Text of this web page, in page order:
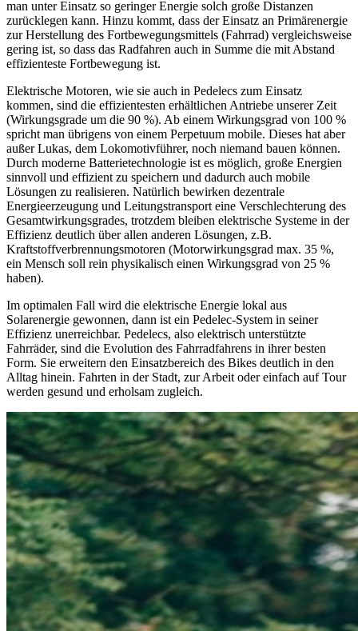
man unter Einsatz so geringer Energie solch große Distanzen
zurücklegen kann. Hinzu kommt, dass der Einsatz an Primärenergie
zur Herstellung des Fortbewegungsmittels (Fahrrad) vergleichsweise
gering ist, so dass das Radfahren auch in Summe die mit Abstand
effizienteste Fortbewegung ist.
Elektrische Motoren, wie sie auch in Pedelecs zum Einsatz
kommen, sind die effizientesten erhältlichen Antriebe unserer Zeit
(Wirkungsgrade um die 90 %). Ab einem Wirkungsgrad von 100 %
spricht man übrigens von einem Perpetuum mobile. Dieses hat aber
außer Lukas, dem Lokomotivführer, noch niemand bauen können.
Durch moderne Batterietechnologie ist es möglich, große Energien
sinnvoll und effizient zu speichern und dadurch auch mobile
Lösungen zu realisieren. Natürlich bewirken dezentrale
Energieerzeugung und Leitungstransport eine Verschlechterung des
Gesamtwirkungsgrades, trotzdem bleiben elektrische Systeme in der
Effizienz deutlich über allen anderen Lösungen, z.B.
Kraftstoffverbrennungsmotoren (Motorwirkungsgrad max. 35 %,
ein Mensch soll rein physikalisch einen Wirkungsgrad von 25 %
haben).
Im optimalen Fall wird die elektrische Energie lokal aus
Solarenergie gewonnen, dann ist ein Pedelec-System in seiner
Effizienz unerreichbar. Pedelecs, also elektrisch unterstützte
Fahrräder, sind die Evolution des Fahrradfahrens in ihrer besten
Form. Sie erweitern den Einsatzbereich des Bikes deutlich in den
Alltag hinein. Fahrten in der Stadt, zur Arbeit oder einfach auf Tour
werden gesund und erholsam zugleich.